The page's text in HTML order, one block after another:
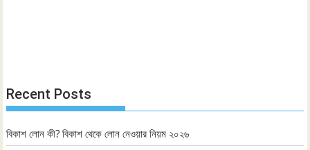
Recent Posts
বিকাশ লোন কী? বিকাশ থেকে লোন নেওয়ার নিয়ম ২০২৬